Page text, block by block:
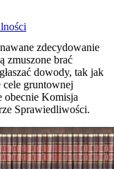
zdecydowanie
zmuszone brać
dowody, tak jak
gruntownej
obecnie Komisja
Sprawiedliwości.